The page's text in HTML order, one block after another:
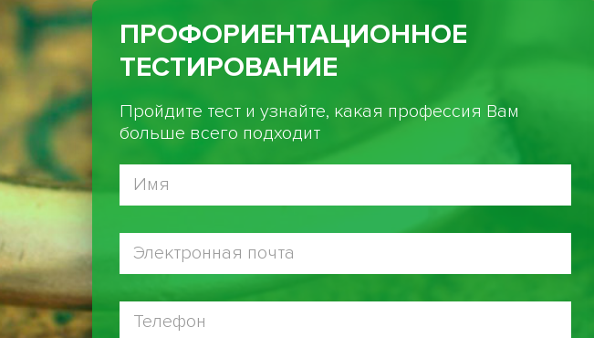
ПРОФОРИЕНТАЦИОННОЕ
ТЕСТИРОВАНИЕ
Пройдите тест и узнайте, какая профессия Вам
больше всего подходит